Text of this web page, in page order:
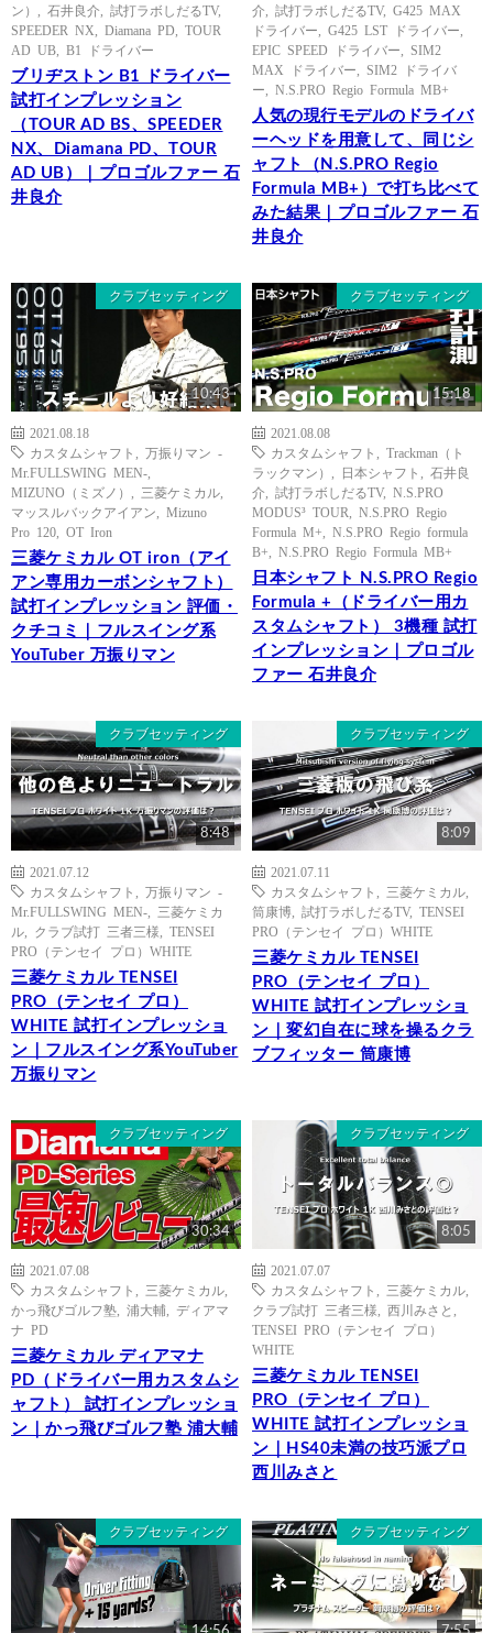
ン）
石井良介 試打ラボしだるTV,
SPEEDER NX
Diamana PD
TOUR
AD UB
B1 ドライバー
ブリヂストン B1 ドライバー
試打インプレッション
（TOUR AD BS、SPEEDER
NX、Diamana PD、TOUR
AD UB）｜プロゴルファー 石
井良介
介
試打ラボしだるTV, G425 MAX
ドライバー
G425 LST ドライバー
EPIC SPEED ドライバー
SIM2
MAX ドライバー
SIM2 ドライバ
ー
N.S.PRO Regio Formula MB+
人気の現行モデルのドライバ
ーヘッドを用意して、同じシ
ャフト（N.S.PRO Regio
Formula MB+）で打ち比べて
みた結果｜プロゴルファー 石
井良介
クラブセッティング
10:43
2021.08.18
カスタムシャフト
万振りマン -
Mr.FULLSWING MEN-
MIZUNO（ミズノ）
三菱ケミカル
マッスルバックアイアン
Mizuno
Pro 120
OT Iron
三菱ケミカル OT iron（アイ
アン専用カーボンシャフト）
試打インプレッション 評価・
クチコミ｜フルスイング系
YouTuber 万振りマン
クラブセッティング
15:18
2021.08.08
カスタムシャフト
Trackman（ト
ラックマン）
日本シャフト
石井良
介
試打ラボしだるTV, N.S.PRO
MODUS³ TOUR
N.S.PRO Regio
Formula M+
N.S.PRO Regio formula
B+
N.S.PRO Regio Formula MB+
日本シャフト N.S.PRO Regio
Formula +（ドライバー用カ
スタムシャフト） 3機種 試打
インプレッション｜プロゴル
ファー 石井良介
クラブセッティング
8:48
2021.07.12
カスタムシャフト
万振りマン -
Mr.FULLSWING MEN-
三菱ケミカ
ル
クラブ試打 三者三様
TENSEI
PRO（テンセイ プロ）WHITE
三菱ケミカル TENSEI
PRO（テンセイ プロ）
WHITE 試打インプレッショ
ン｜フルスイング系YouTuber
万振りマン
クラブセッティング
8:09
2021.07.11
カスタムシャフト
三菱ケミカル
筒康博
試打ラボしだるTV, TENSEI
PRO（テンセイ プロ）WHITE
三菱ケミカル TENSEI
PRO（テンセイ プロ）
WHITE 試打インプレッショ
ン｜変幻自在に球を操るクラ
ブフィッター 筒康博
クラブセッティング
30:34
2021.07.08
カスタムシャフト
三菱ケミカル
かっ飛びゴルフ塾
浦大輔
ディアマ
ナ PD
三菱ケミカル ディアマナ
PD（ドライバー用カスタムシ
ャフト） 試打インプレッショ
ン｜かっ飛びゴルフ塾 浦大輔
クラブセッティング
8:05
2021.07.07
カスタムシャフト
三菱ケミカル
クラブ試打 三者三様
西川みさと
TENSEI PRO（テンセイ プロ）
WHITE
三菱ケミカル TENSEI
PRO（テンセイ プロ）
WHITE 試打インプレッショ
ン｜HS40未満の技巧派プロ
西川みさと
クラブセッティング クラブセッティング